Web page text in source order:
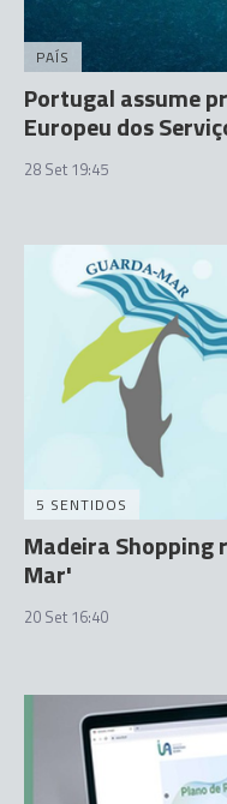
PAÍS
Portugal assume
Europeu dos
28 Set 19:45
5 SENTIDOS
Madeira Shopping
Mar'
20 Set 16:40